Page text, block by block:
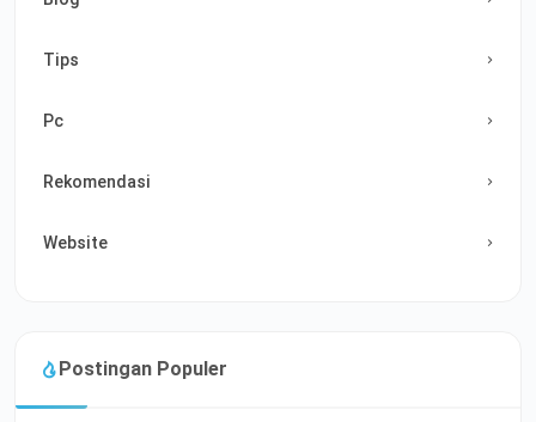
Tips
Pc
Rekomendasi
Website
Postingan Populer